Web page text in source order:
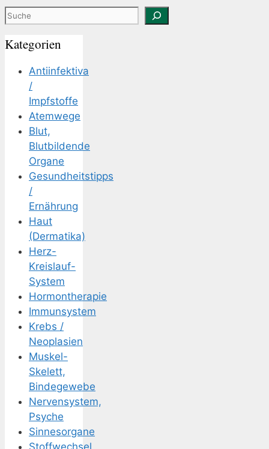
Suchen
Kategorien
Antiinfektiva
/
Impfstoffe
Atemwege
Blut,
Blutbildende
Organe
Gesundheitstipps
/
Ernährung
Haut
(Dermatika)
Herz-
Kreislauf-
System
Hormontherapie
Immunsystem
Krebs /
Neoplasien
Muskel-
Skelett,
Bindegewebe
Nervensystem,
Psyche
Sinnesorgane